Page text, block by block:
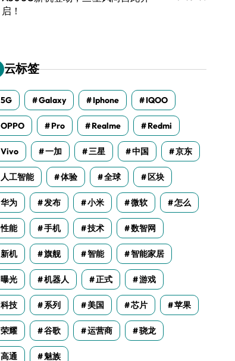
启！
云标签
5G Galaxy Iphone IQOO
OPPO Pro Realme Redmi
Vivo 一加 三星 中国 京东
人工智能 体验 全球 区块
华为 发布 小米 微软 怎么
性能 手机 技术 数智网
新机 旗舰 智能 智能家居
曝光 机器人 正式 游戏
科技 系列 美国 芯片 苹果
荣耀 谷歌 运营商 骁龙
高通 魅族